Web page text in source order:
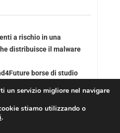
a rischio in una
distribuisce il malware
borse di studio
un servizio migliore nel navigare
stiamo utilizzando o
.